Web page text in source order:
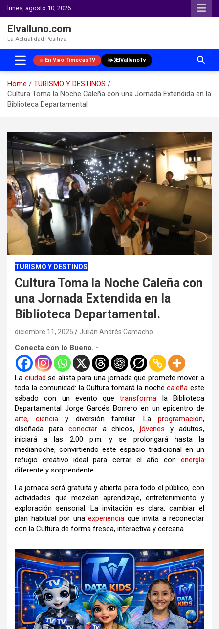
lunes, agosto 10, 2026
Elvalluno.com
La Actualidad Positiva.
En Vivo TimecasTV ElVallunoTv
Home
TURISMO Y DESTINOS
Cultura Toma la Noche Caleña con una Jornada Extendida en la
Biblioteca Departamental.
content
TURISMO Y DESTINOS
Cultura Toma la Noche Caleña con
una Jornada Extendida en la
Biblioteca Departamental.
diciembre 11, 2025 Julián Andrés Camacho
Conecta con lo Bueno. -
La ciudad se alista para una jornada que promete mover a
toda la comunidad: la Cultura tomará la nochecaleña este
sábado con un evento quetransforma la Biblioteca
Departamental Jorge Garcés Borrero en un epicentro de
arte,ciencia y diversión familiar. Laprogramación,
diseñada para conectara chicos,jóvenes y adultos,
iniciará a las 2:00 p.m. y se prolongará hasta la
medianoche, convirtiendo este espacio tradicional en un
refugio creativo ideal para cerrar el año con energía
diferente y sorprendente.
La jornada será gratuita y abierta para todo el público, con
actividades que mezclan aprendizaje, entretenimiento y
exploración sensorial. La invitación es clara: cambiar el
plan habitual por una experiencia que invita a reconectar
con la Cultura de forma fresca, interactiva y cercana.